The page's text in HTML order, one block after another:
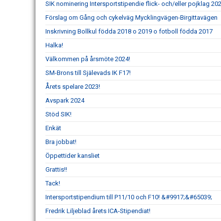
SIK nominering Intersportstipendie flick- och/eller pojklag
Förslag om Gång och cykelväg Mycklingvägen-Birgittavägen
Inskrivning Bollkul födda 2018 o 2019 o fotboll födda 2017
Halka!
Välkommen på årsmöte 2024!
SM-Brons till Själevads IK F17!
Årets spelare 2023!
Avspark 2024
Stöd SIK!
Enkät
Bra jobbat!
Öppettider kansliet
Grattis!!
Tack!
Intersportstipendium till P11/10 och F10! &#9917;&#65039;
Fredrik Liljeblad årets ICA-Stipendiat!